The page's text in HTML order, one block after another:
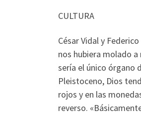
CULTURA
César Vidal y
nos hubiera molado a
sería el único órgano
Pleistoceno, Dios
rojos y en las
reverso.